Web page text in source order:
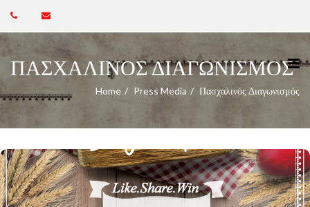
ΠΑΣΧΑΛΙΝΌΣ ΔΙΑΓΩΝΙΣΜΌΣ
Home Press Media Πασχαλινός Διαγωνισμός